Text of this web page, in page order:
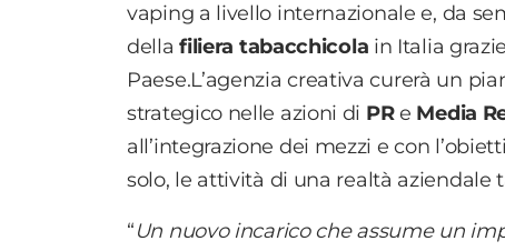
vaping a livello internazionale e, da
dellafiliera tabacchicola in Italia
Paese.L’agenzia creativa curerà un
strategico nelle azioni di PRe Media
all’integrazione dei mezzi e con
solo, le attività di una realtà aziendale
“Un nuovo incarico che assume un